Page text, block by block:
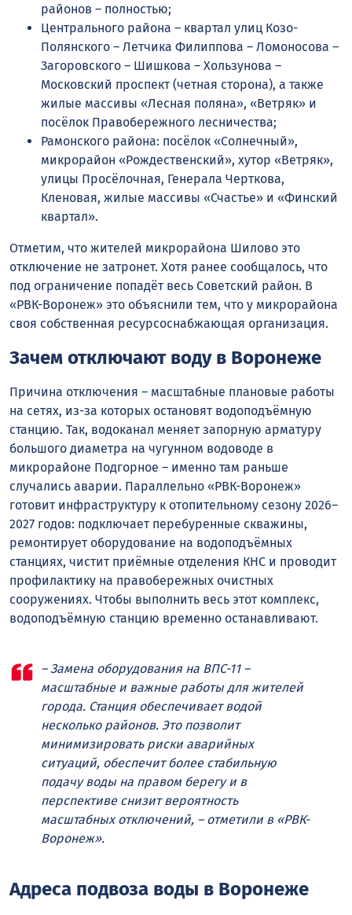
районов – полностью;
Центрального района – квартал улиц Козо-
Полянского – Летчика Филиппова – Ломоносова –
Загоровского – Шишкова – Хользунова –
Московский проспект (четная сторона), а также
жилые массивы «Лесная поляна», «Ветряк» и
посёлок Правобережного лесничества;
Рамонского района: посёлок «Солнечный»,
микрорайон «Рождественский», хутор «Ветряк»,
улицы Просёлочная, Генерала Черткова,
Кленовая, жилые массивы «Счастье» и «Финский
квартал».
Отметим, что жителей микрорайона Шилово это
отключение не затронет. Хотя ранее сообщалось, что
под ограничение попадёт весь Советский район. В
«РВК-Воронеж» это объяснили тем, что у микрорайона
своя собственная ресурсоснабжающая организация.
Зачем отключают воду в Воронеже
Причина отключения – масштабные плановые работы
на сетях, из-за которых остановят водоподъёмную
станцию. Так, водоканал меняет запорную арматуру
большого диаметра на чугунном водоводе в
микрорайоне Подгорное – именно там раньше
случались аварии. Параллельно «РВК-Воронеж»
готовит инфраструктуру к отопительному сезону 2026–
2027 годов: подключает перебуренные скважины,
ремонтирует оборудование на водоподъёмных
станциях, чистит приёмные отделения КНС и проводит
профилактику на правобережных очистных
сооружениях. Чтобы выполнить весь этот комплекс,
водоподъёмную станцию временно останавливают.
– Замена оборудования на ВПС-11 –
масштабные и важные работы для жителей
города. Станция обеспечивает водой
несколько районов. Это позволит
минимизировать риски аварийных
ситуаций, обеспечит более стабильную
подачу воды на правом берегу и в
перспективе снизит вероятность
масштабных отключений, – отметили в «РВК-
Воронеж».
Адреса подвоза воды в Воронеже